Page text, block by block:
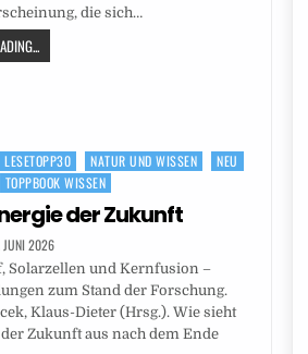
die sich…
LESETOPP30 NATUR UND WISSEN
NEU
TOPPBOOK WISSEN
der Zukunft
JUNI 2026
Solarzellen und Kernfusion –
zum Stand der Forschung.
Klaus-Dieter (Hrsg.). Wie sieht
Zukunft aus nach dem Ende